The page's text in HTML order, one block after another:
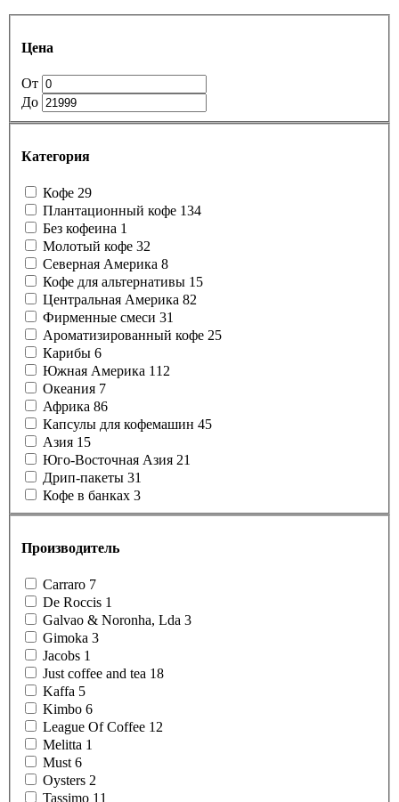
Цена
От
До
Категория
Кофе 29
Плантационный кофе 134
Без кофеина 1
Молотый кофе 32
Северная Америка 8
Кофе для альтернативы 15
Центральная Америка 82
Фирменные смеси 31
Ароматизированный кофе 25
Карибы 6
Южная Америка 112
Океания 7
Африка 86
Капсулы для кофемашин 45
Азия 15
Юго-Восточная Азия 21
Дрип-пакеты 31
Кофе в банках 3
Производитель
Carraro 7
De Roccis 1
Galvao & Noronha, Lda 3
Gimoka 3
Jacobs 1
Just coffee and tea 18
Kaffa 5
Kimbo 6
League Of Coffee 12
Melitta 1
Must 6
Oysters 2
Tassimo 11